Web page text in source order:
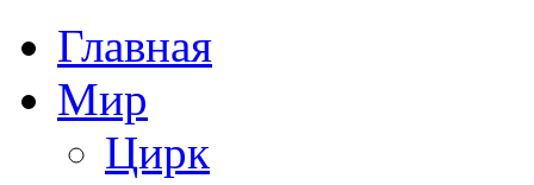
Главная
Мир
Цирк